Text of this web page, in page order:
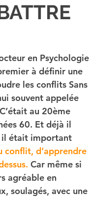
en Psychologie
à définir une
les conflits Sans
souvent appelée
au 20ème
60. Et déjà il
il était important
conflit, d’apprendre
Car même si
agréable en
soulagés, avec une